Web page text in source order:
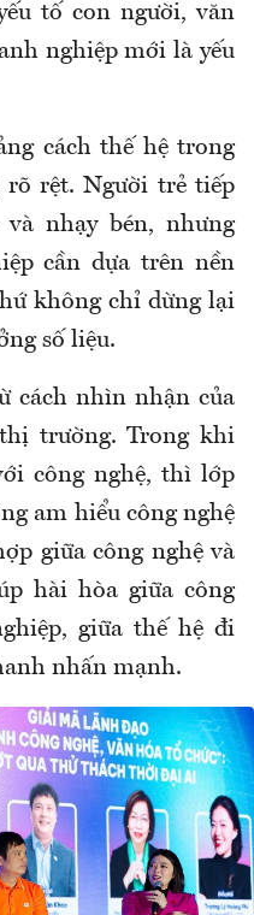
tố con người, văn
nghiệp mới là yếu
cách thế hệ trong
rõ rệt. Người trẻ tiếp
nhạy bén, nhưng
cần dựa trên nền
không chỉ dừng lại
số liệu.
cách nhìn nhận của
trường. Trong khi
công nghệ, thì lớp
am hiểu công nghệ
giữa công nghệ và
hài hòa giữa công
giữa thế hệ đi
nhấn mạnh.